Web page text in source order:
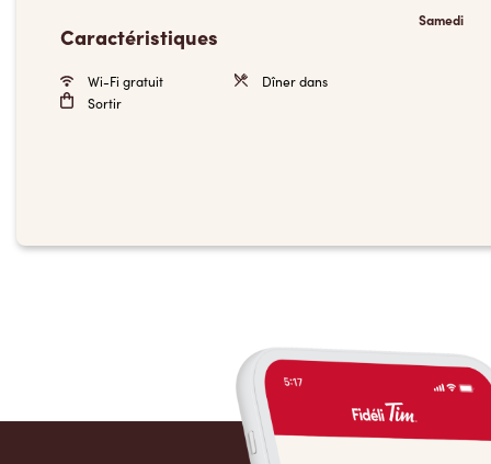
Caractéristiques
Wi-Fi gratuit
Dîner dans
Sortir
Samedi